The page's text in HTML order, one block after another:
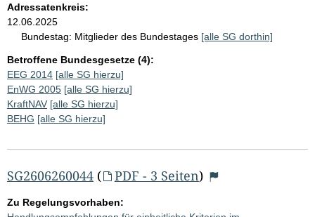
Adressatenkreis:
12.06.2025
Bundestag: Mitglieder des Bundestages [alle SG dorthin]
Betroffene Bundesgesetze (4):
EEG 2014 [alle SG hierzu]
EnWG 2005 [alle SG hierzu]
KraftNAV [alle SG hierzu]
BEHG [alle SG hierzu]
SG2606260044 ( PDF - 3 Seiten)
Zu Regelungsvorhaben: